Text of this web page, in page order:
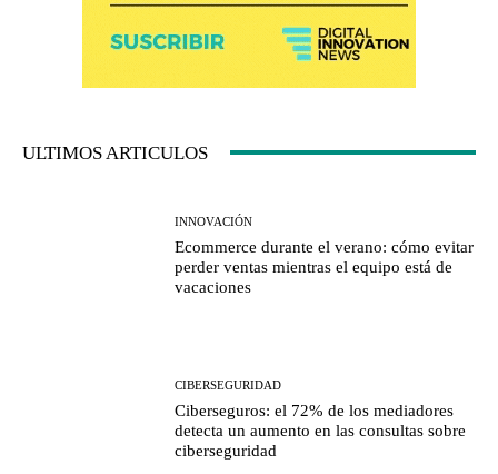
ULTIMOS ARTICULOS
INNOVACIÓN
Ecommerce durante el verano: cómo evitar
perder ventas mientras el equipo está de
vacaciones
CIBERSEGURIDAD
Ciberseguros: el 72% de los mediadores
detecta un aumento en las consultas sobre
ciberseguridad